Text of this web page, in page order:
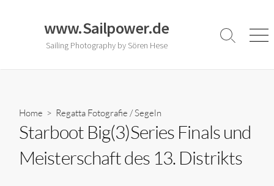
www.Sailpower.de
Sailing Photography by Sören Hese
Search
Home > Regatta Fotografie /Segeln
Starboot Big(3)Series Finals und
Meisterschaft des 13. Distrikts